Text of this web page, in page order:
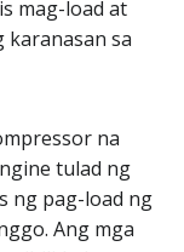
mag-load at
karanasan sa
na
tulad ng
ng pag-load ng
Ang mga